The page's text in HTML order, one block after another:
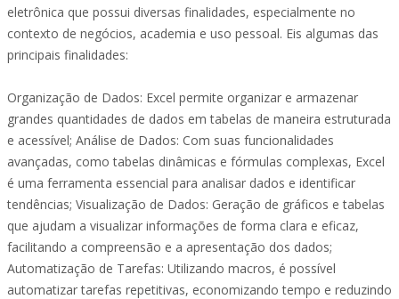
eletrônica que possui diversas finalidades, especialmente no
contexto de negócios, academia e uso pessoal. Eis algumas das
principais finalidades:
Organização de Dados: Excel permite organizar e armazenar
grandes quantidades de dados em tabelas de maneira estruturada
e acessível; Análise de Dados: Com suas funcionalidades
avançadas, como tabelas dinâmicas e fórmulas complexas, Excel
é uma ferramenta essencial para analisar dados e identificar
tendências; Visualização de Dados: Geração de gráficos e tabelas
que ajudam a visualizar informações de forma clara e eficaz,
facilitando a compreensão e a apresentação dos dados;
Automatização de Tarefas: Utilizando macros, é possível
automatizar tarefas repetitivas, economizando tempo e reduzindo